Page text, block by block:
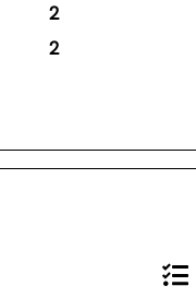
2
2